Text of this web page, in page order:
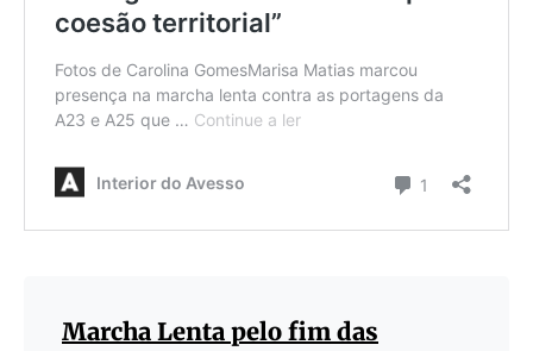
Marcha Lenta pelo fim das